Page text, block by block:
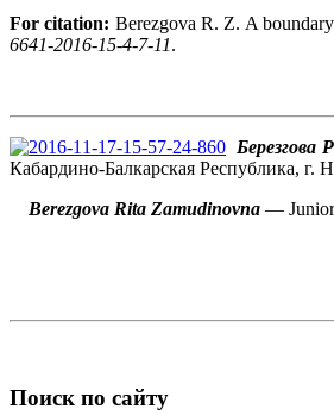
For citation: Berezgova R. Z. A
6641-2016-15-4-7-11.
Березгова
Кабардино-Балкарская Республика, г.
Berezgova Rita Zamudinovna — Junior
Поиск по сайту